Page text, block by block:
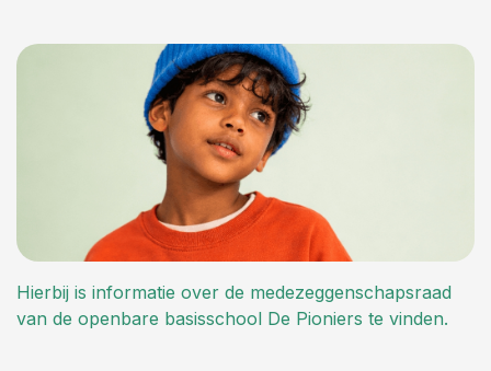
Hierbij is informatie over de medezeggenschapsraad
van de openbare basisschool De Pioniers te vinden.